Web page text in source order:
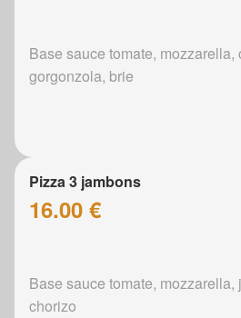
Base sauce tomate, mozzarella,
gorgonzola, brie
Pizza 3 jambons
16.00 €
Base sauce tomate, mozzarella,
chorizo